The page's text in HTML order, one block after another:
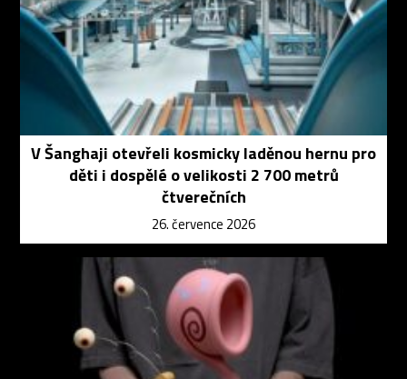
V Šanghaji otevřeli kosmicky laděnou hernu pro
děti i dospělé o velikosti 2 700 metrů
čtverečních
26. července 2026